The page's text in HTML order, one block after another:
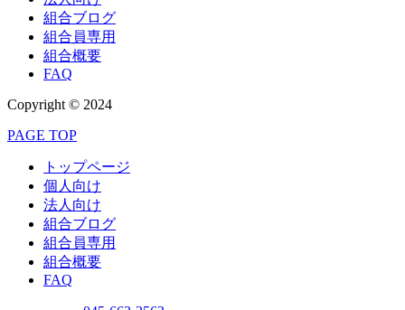
組合ブログ
組合員専用
組合概要
FAQ
Copyright © 2024
PAGE TOP
トップページ
個人向け
法人向け
組合ブログ
組合員専用
組合概要
FAQ